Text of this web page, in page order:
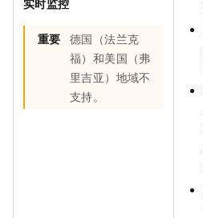
实时监控
重要 德国（法兰克
福）和美国（弗
里吉亚）地域不
支持。